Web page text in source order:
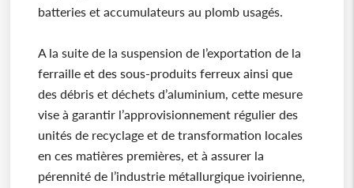
batteries et accumulateurs au plomb usagés.
A la suite de la suspension de l’exportation de la
ferraille et des sous-produits ferreux ainsi que
des débris et déchets d’aluminium, cette mesure
vise à garantir l’approvisionnement régulier des
unités de recyclage et de transformation locales
en ces matières premières, et à assurer la
pérennité de l’industrie métallurgique ivoirienne,